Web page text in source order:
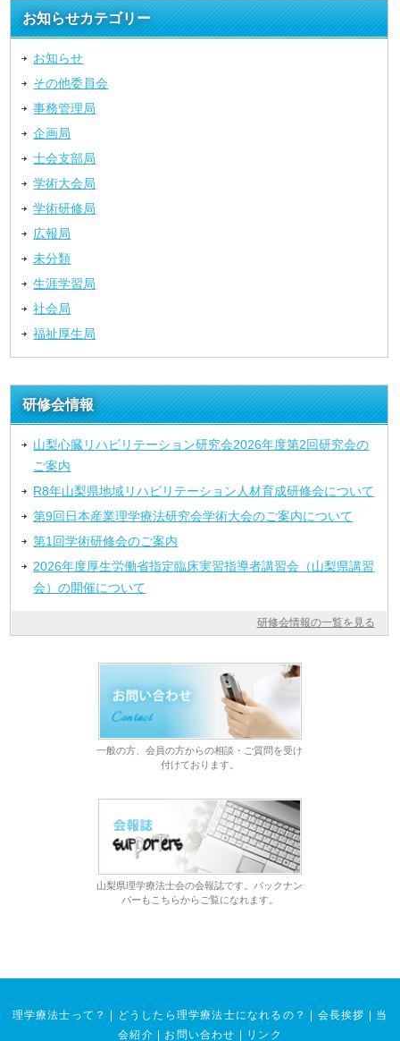
お知らせカテゴリー
お知らせ
その他委員会
事務管理局
企画局
士会支部局
学術大会局
学術研修局
広報局
未分類
生涯学習局
社会局
福祉厚生局
研修会情報
山梨心臓リハビリテーション研究会2026年度第2回研究会の
ご案内
R8年山梨県地域リハビリテーション人材育成研修会について
第9回日本産業理学療法研究会学術大会のご案内について
第1回学術研修会のご案内
2026年度厚生労働省指定臨床実習指導者講習会（山梨県講習
会）の開催について
研修会情報の一覧を見る
一般の方、会員の方からの相談・ご質問を受け
付けております。
山梨県理学療法士会の会報誌です。バックナン
バーもこちらからご覧になれます。
理学療法士って？ どうしたら理学療法士になれるの？ 会長挨拶
当
会紹介
お問い合わせ リンク